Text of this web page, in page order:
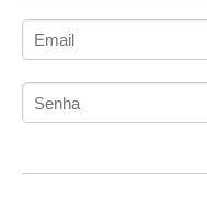
Administração PostgreSQL
ADO.NET
ADO.NET Entity Framework